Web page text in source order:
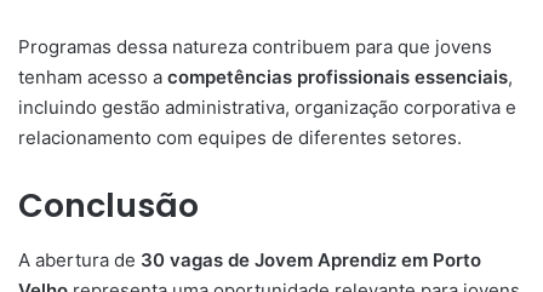
Programas dessa natureza contribuem para que jovens
tenham acesso a competências profissionais essenciais,
incluindo gestão administrativa, organização corporativa e
relacionamento com equipes de diferentes setores.
Conclusão
A abertura de 30 vagas de Jovem Aprendiz em Porto